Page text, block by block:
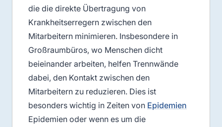
die die direkte Übertragung von
Krankheitserregern zwischen den
Mitarbeitern minimieren. Insbesondere in
Großraumbüros, wo Menschen dicht
beieinander arbeiten, helfen Trennwände
dabei, den Kontakt zwischen den
Mitarbeitern zu reduzieren. Dies ist
besonders wichtig in Zeiten von Epidemien
Epidemien oder wenn es um die